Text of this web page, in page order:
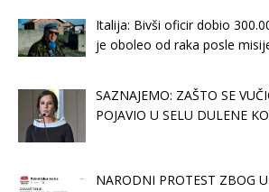
Italija: Bivši oficir dobio
je oboleo od raka posle
SAZNAJEMO: ZAŠTO SE
POJAVIO U SELU DULENE
NARODNI PROTEST ZBOG